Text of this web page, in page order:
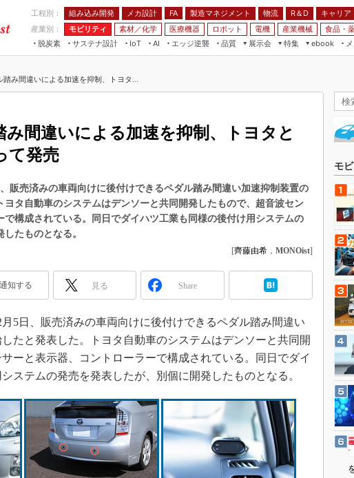
工程別： 組み込み開発 メカ設計 FA 製造マネジメント 物流 R＆D
キャリア
産業別：
モビリティ 素材／化学 医療機器 ロボット 電機 産業機械
食品・
脱炭素
サステナ設計
IoT
がる工場
AI
AI×設備保全
エッジ逆襲 品質
展示会
JIMTOF
IIFES
TECHNO-FRONTIER
人テク展
日本ものづくりワールド
AUTOMOTIVE WORLD
産業オープンネット展
特集
VR／AR
フィールドサービス
組み込み画像技術
組み込みモデリング
ISO26262
無償設計ツール
デジタルツインとCAE
S＆OP
インダストリー4.0
イノベーション
製造業ビッグデータ
メイドインジャパン
植物工場
ebook
FA
モビリティ
み間違いによる加速を抑制、トヨタ...
間違いによる加速を抑制、トヨタと
て発売
、販売済みの車両向けに後付けできるペダル踏み間違い加速抑制装置の
ヨタ自動車のシステムはデンソーと共同開発したもので、超音波セン
で構成されている。同日でダイハツ工業も同様の後付け用システムの
たものとなる。
[齊藤由希 ， MONOist]
通知する 見る Share
5日、販売済みの車両向けに後付けできるペダル踏み間違い
たと発表した。トヨタ自動車のシステムはデンソーと共同開
ーと表示器、コントローラーで構成されている。同日でダイ
ステムの発売を発表したが、別個に開発したものとなる。
モ